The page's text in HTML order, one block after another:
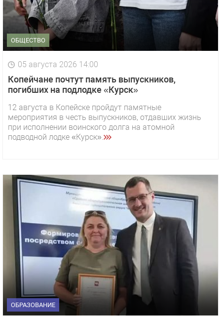
ОБЩЕСТВО
05 августа 2026 14:00
Копейчане почтут память выпускников,
погибших на подлодке «Курск»
12 августа в Копейске пройдут памятные
мероприятия в честь выпускников, отдавших жизнь
при исполнении воинского долга на атомной
подводной лодке «Курск».
ОБРАЗОВАНИЕ